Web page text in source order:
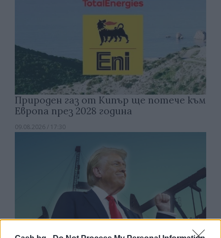
Природен газ от Кипър ще потече към
Европа през 2028 година
09.08.2026 / 17:30